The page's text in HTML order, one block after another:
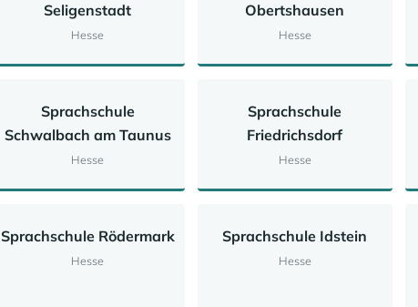
Seligenstadt
Hesse
Obertshausen
Hesse
Sprachschule
Schwalbach am Taunus
Hesse
Sprachschule
Friedrichsdorf
Hesse
Sprachschule Rödermark
Hesse
Sprachschule Idstein
Hesse